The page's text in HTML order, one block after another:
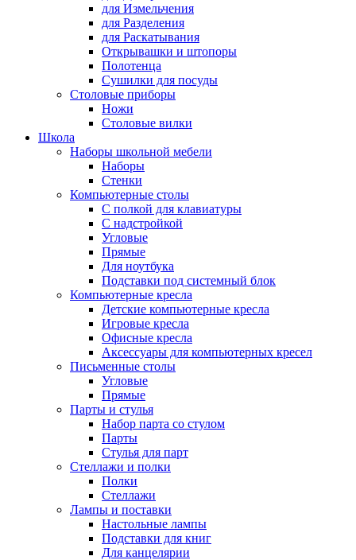
для Измельчения
для Разделения
для Раскатывания
Открывашки и штопоры
Полотенца
Сушилки для посуды
Столовые приборы
Ножи
Столовые вилки
Школа
Наборы школьной мебели
Наборы
Стенки
Компьютерные столы
С полкой для клавиатуры
С надстройкой
Угловые
Прямые
Для ноутбука
Подставки под системный блок
Компьютерные кресла
Детские компьютерные кресла
Игровые кресла
Офисные кресла
Аксессуары для компьютерных кресел
Письменные столы
Угловые
Прямые
Парты и стулья
Набор парта со стулом
Парты
Стулья для парт
Стеллажи и полки
Полки
Стеллажи
Лампы и поставки
Настольные лампы
Подставки для книг
Для канцелярии